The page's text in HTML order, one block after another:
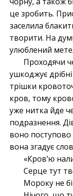
це зробить.
заселила
творити. На
улюблений
Проходячи
ушкоджує
трішки
кров, тому
уже нитка йде
подразнення.
воно
вона згадує
«Кров’ю
Серце тут
Мороку не